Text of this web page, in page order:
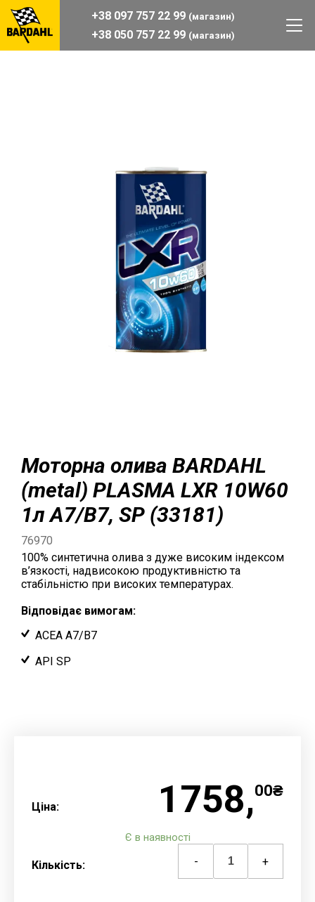
+38 097 757 22 99 (магазин)
+38 050 757 22 99 (магазин)
Моторна олива BARDAHL
(metal) PLASMA LXR 10W60
1л A7/B7, SP (33181)
76970
100% синтетична олива з дуже високим індексом
в’язкості, надвисокою продуктивністю та
стабільністю при високих температурах.
Відповідає вимогам:
ACEA A7/B7
API SP
Ціна: 1758,00₴
Є в наявності
Кількість: - +